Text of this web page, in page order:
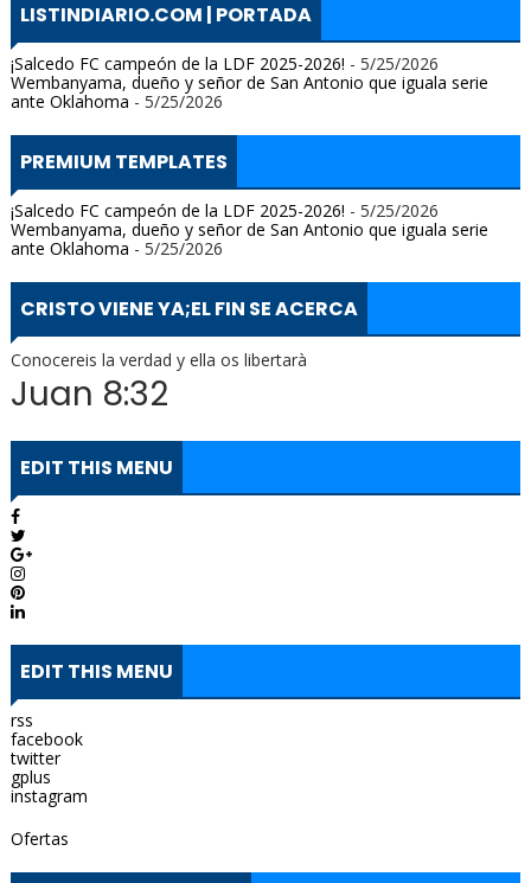
LISTINDIARIO.COM | PORTADA
¡Salcedo FC campeón de la LDF 2025-2026! - 5/25/2026
Wembanyama, dueño y señor de San Antonio que iguala serie
ante Oklahoma - 5/25/2026
PREMIUM TEMPLATES
¡Salcedo FC campeón de la LDF 2025-2026! - 5/25/2026
Wembanyama, dueño y señor de San Antonio que iguala serie
ante Oklahoma - 5/25/2026
CRISTO VIENE YA;EL FIN SE ACERCA
Conocereis la verdad y ella os libertarà
Juan 8:32
EDIT THIS MENU
EDIT THIS MENU
rss
facebook
twitter
gplus
instagram
Ofertas